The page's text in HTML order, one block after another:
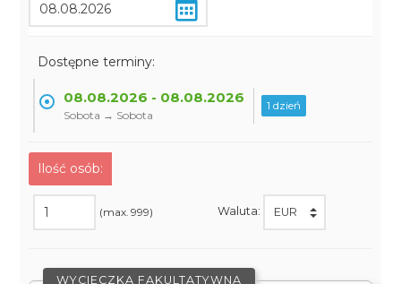
Dostępne terminy:
08.08.2026 - 08.08.2026
Sobota → Sobota
1 dzień
Ilość osób:
(max. 999) Waluta:
WYCIECZKA FAKULTATYWNA